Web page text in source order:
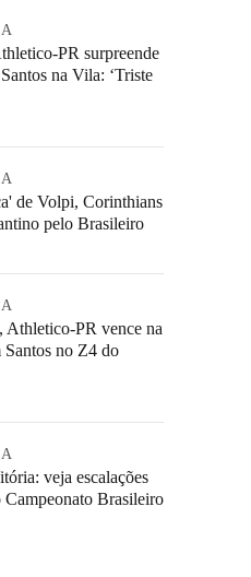
A
PR surpreende
na Vila: ‘Triste
A
de Volpi, Corinthians
pelo Brasileiro
A
Athletico-PR vence na
no Z4 do
A
veja escalações
Campeonato Brasileiro